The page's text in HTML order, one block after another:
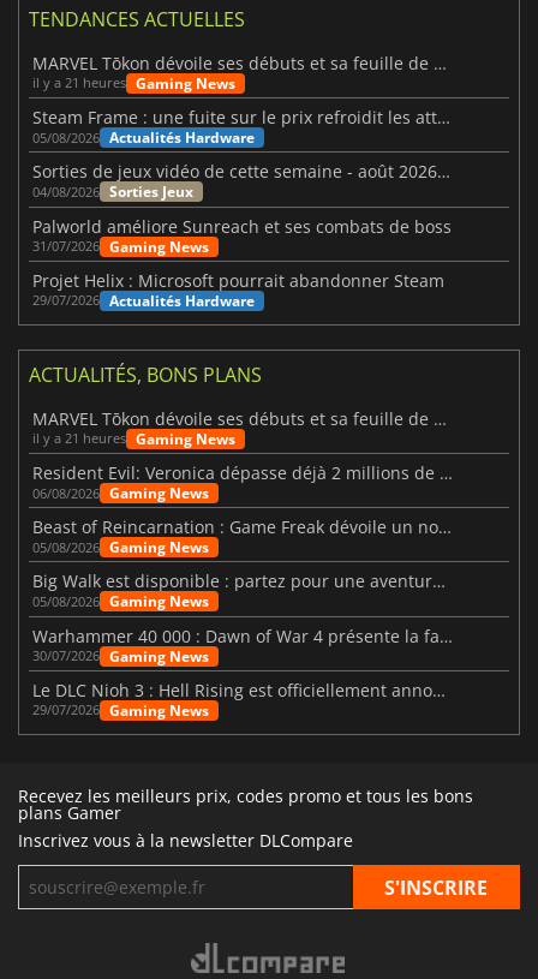
TENDANCES ACTUELLES
MARVEL Tōkon dévoile ses débuts et sa feuille de route
il y a 21 heures Gaming News
Steam Frame : une fuite sur le prix refroidit les attentes VR
05/08/2026 Actualités Hardware
Sorties de jeux vidéo de cette semaine - août 2026 (semaine 32)
04/08/2026 Sorties Jeux
Palworld améliore Sunreach et ses combats de boss
31/07/2026 Gaming News
Projet Helix : Microsoft pourrait abandonner Steam
29/07/2026 Actualités Hardware
ACTUALITÉS, BONS PLANS
MARVEL Tōkon dévoile ses débuts et sa feuille de route
il y a 21 heures Gaming News
Resident Evil: Veronica dépasse déjà 2 millions de wishlists
06/08/2026 Gaming News
Beast of Reincarnation : Game Freak dévoile un nouveau pari
05/08/2026 Gaming News
Big Walk est disponible : partez pour une aventure entre amis
05/08/2026 Gaming News
Warhammer 40 000 : Dawn of War 4 présente la faction des Nécrons
30/07/2026 Gaming News
Le DLC Nioh 3 : Hell Rising est officiellement annoncé
29/07/2026 Gaming News
Recevez les meilleurs prix, codes promo et tous les bons
plans Gamer
Inscrivez vous à la newsletter DLCompare